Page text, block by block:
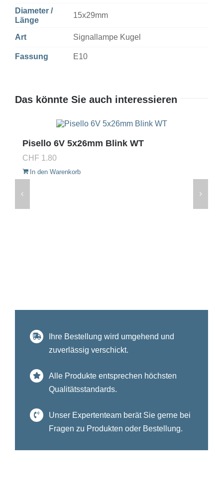
Diameter /
Länge
15x29mm
Art Signallampe Kugel
Fassung E10
Das könnte Sie auch interessieren
Pisello 6V 5x26mm Blink WT
CHF 1.80
In den Warenkorb
Ihre Bestellung wird umgehend und
zuverlässig verschickt.
Alle Produkte entsprechen höchsten
Qualitätsstandards.
Unser Expertenteam berät Sie gerne bei
Fragen zu Produkten oder Bestellung.